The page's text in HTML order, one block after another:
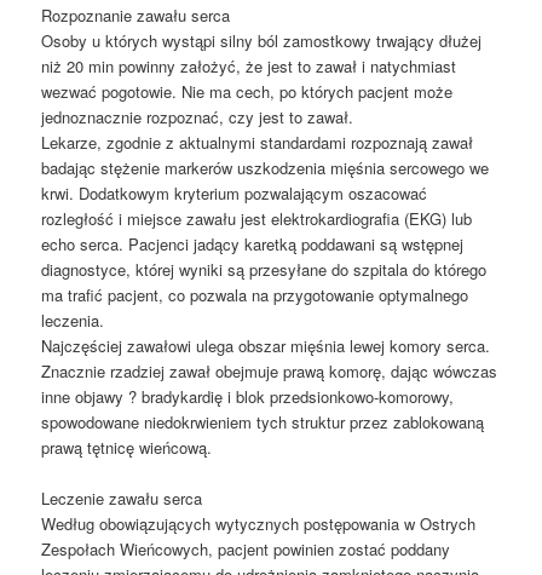
Rozpoznanie zawału serca
Osoby u których wystąpi silny ból zamostkowy trwający dłużej
niż 20 min powinny założyć, że jest to zawał i natychmiast
wezwać pogotowie. Nie ma cech, po których pacjent może
jednoznacznie rozpoznać, czy jest to zawał.
Lekarze, zgodnie z aktualnymi standardami rozpoznają zawał
badając stężenie markerów uszkodzenia mięśnia sercowego we
krwi. Dodatkowym kryterium pozwalającym oszacować
rozległość i miejsce zawału jest elektrokardiografia (EKG) lub
echo serca. Pacjenci jadący karetką poddawani są wstępnej
diagnostyce, której wyniki są przesyłane do szpitala do którego
ma trafić pacjent, co pozwala na przygotowanie optymalnego
leczenia.
Najczęściej zawałowi ulega obszar mięśnia lewej komory serca.
Znacznie rzadziej zawał obejmuje prawą komorę, dając wówczas
inne objawy ? bradykardię i blok przedsionkowo-komorowy,
spowodowane niedokrwieniem tych struktur przez zablokowaną
prawą tętnicę wieńcową.
Leczenie zawału serca
Według obowiązujących wytycznych postępowania w Ostrych
Zespołach Wieńcowych, pacjent powinien zostać poddany